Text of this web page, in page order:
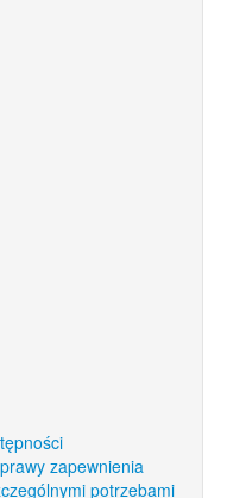
zapewnienia
potrzebami